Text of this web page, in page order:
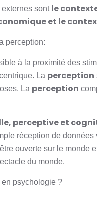
externes sont le
et le
perception:
à la proximité des
La perception
La perception
perceptive et
réception de données
ouverte sur le monde
du monde.
en psychologie ?